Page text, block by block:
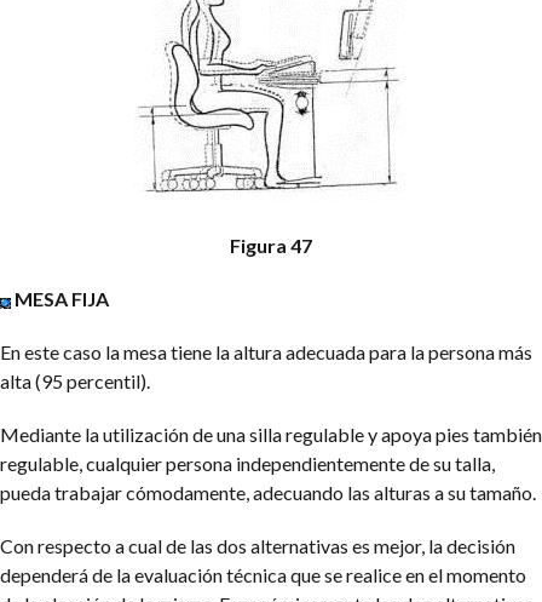
Figura 47
MESA FIJA
En este caso la mesa tiene la altura adecuada para la persona más
alta (95 percentil).
Mediante la utilización de una silla regulable y apoya pies también
regulable, cualquier persona independientemente de su talla,
pueda trabajar cómodamente, adecuando las alturas a su tamaño.
Con respecto a cual de las dos alternativas es mejor, la decisión
dependerá de la evaluación técnica que se realice en el momento